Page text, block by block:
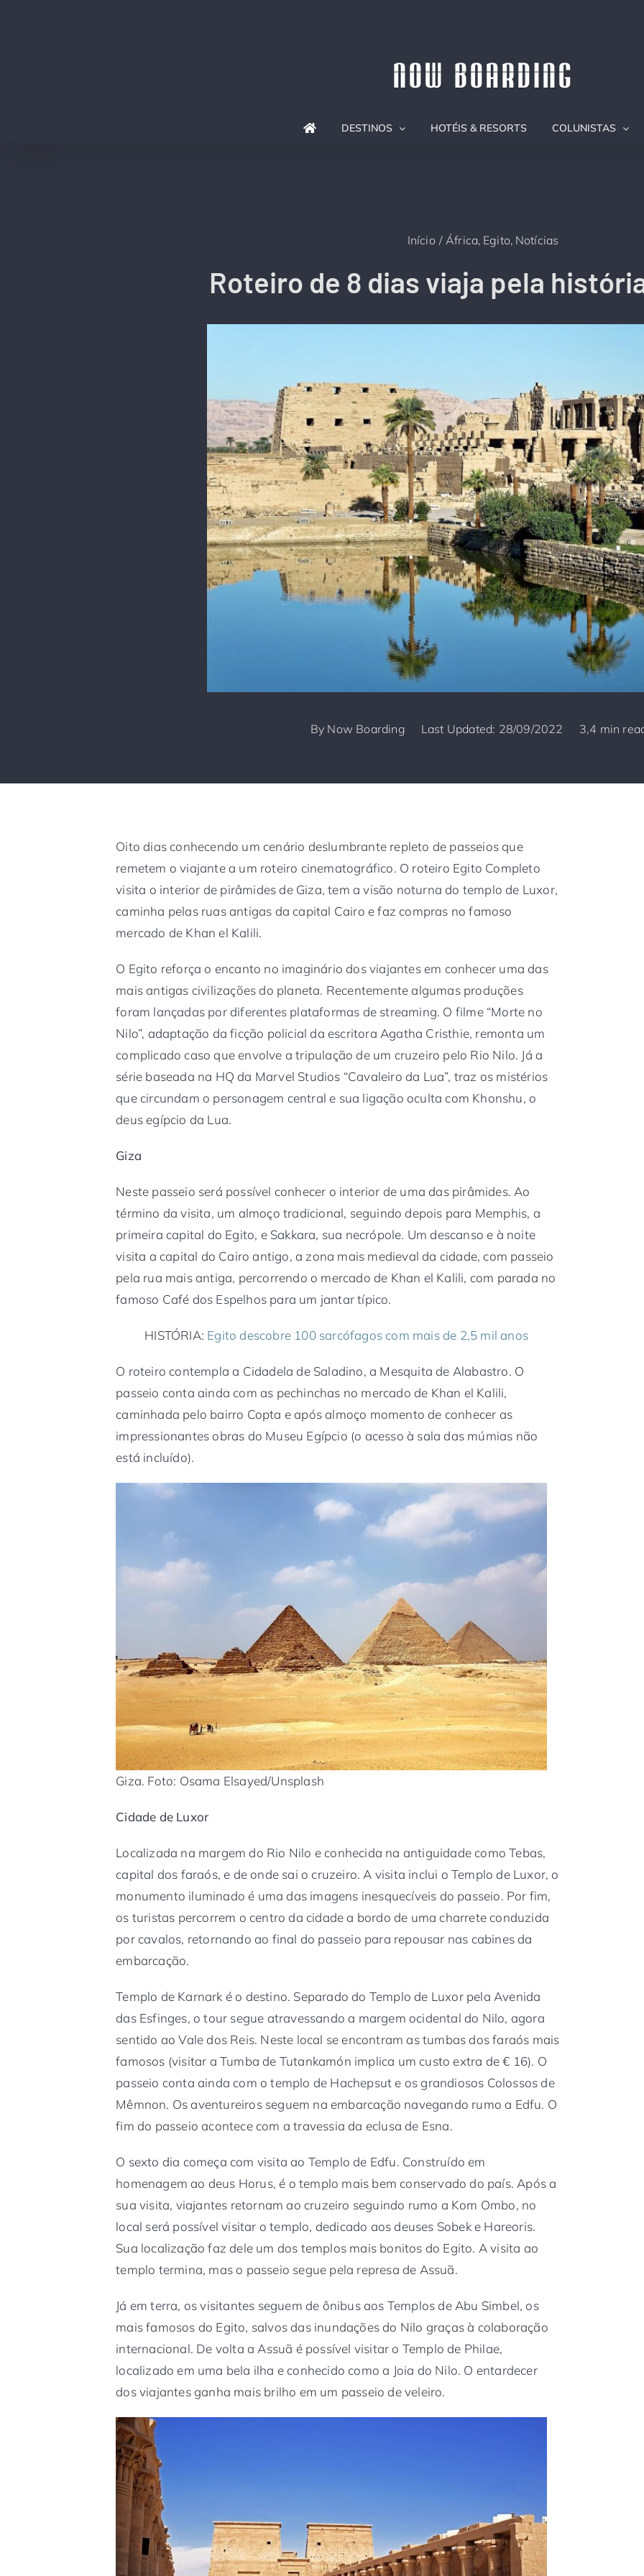
DESTINOS HOTÉIS & RESORTS COLUNISTAS
Início África Egito Notícias
Roteiro de 8 dias viaja pela
By Now Boarding Last Updated: 28/09/2022 3,4 min
Oito dias conhecendo um cenário deslumbrante repleto de passeios que
remetem o viajante a um roteiro cinematográfico. O roteiro Egito Completo
visita o interior de pirâmides de Giza, tem a visão noturna do templo de Luxor,
caminha pelas ruas antigas da capital Cairo e faz compras no famoso
mercado de Khan el Kalili.
O Egito reforça o encanto no imaginário dos viajantes em conhecer uma das
mais antigas civilizações do planeta. Recentemente algumas produções
foram lançadas por diferentes plataformas de streaming. O filme “Morte no
Nilo”, adaptação da ficção policial da escritora Agatha Cristhie, remonta um
complicado caso que envolve a tripulação de um cruzeiro pelo Rio Nilo. Já a
série baseada na HQ da Marvel Studios “Cavaleiro da Lua”, traz os mistérios
que circundam o personagem central e sua ligação oculta com Khonshu, o
deus egípcio da Lua.
Giza
Neste passeio será possível conhecer o interior de uma das pirâmides. Ao
término da visita, um almoço tradicional, seguindo depois para Memphis, a
primeira capital do Egito, e Sakkara, sua necrópole. Um descanso e à noite
visita a capital do Cairo antigo, a zona mais medieval da cidade, com passeio
pela rua mais antiga, percorrendo o mercado de Khan el Kalili, com parada no
famoso Café dos Espelhos para um jantar típico.
HISTÓRIA: Egito descobre 100 sarcófagos com mais de 2,5 mil anos
O roteiro contempla a Cidadela de Saladino, a Mesquita de Alabastro. O
passeio conta ainda com as pechinchas no mercado de Khan el Kalili,
caminhada pelo bairro Copta e após almoço momento de conhecer as
impressionantes obras do Museu Egípcio (o acesso à sala das múmias não
está incluído).
Giza. Foto: Osama Elsayed/Unsplash
Cidade de Luxor
Localizada na margem do Rio Nilo e conhecida na antiguidade como Tebas,
capital dos faraós, e de onde sai o cruzeiro. A visita inclui o Templo de Luxor, o
monumento iluminado é uma das imagens inesquecíveis do passeio. Por fim,
os turistas percorrem o centro da cidade a bordo de uma charrete conduzida
por cavalos, retornando ao final do passeio para repousar nas cabines da
embarcação.
Templo de Karnark é o destino. Separado do Templo de Luxor pela Avenida
das Esfinges, o tour segue atravessando a margem ocidental do Nilo, agora
sentido ao Vale dos Reis. Neste local se encontram as tumbas dos faraós mais
famosos (visitar a Tumba de Tutankamón implica um custo extra de € 16). O
passeio conta ainda com o templo de Hachepsut e os grandiosos Colossos de
Mêmnon. Os aventureiros seguem na embarcação navegando rumo a Edfu. O
fim do passeio acontece com a travessia da eclusa de Esna.
O sexto dia começa com visita ao Templo de Edfu. Construído em
homenagem ao deus Horus, é o templo mais bem conservado do país. Após a
sua visita, viajantes retornam ao cruzeiro seguindo rumo a Kom Ombo, no
local será possível visitar o templo, dedicado aos deuses Sobek e Hareoris.
Sua localização faz dele um dos templos mais bonitos do Egito. A visita ao
templo termina, mas o passeio segue pela represa de Assuã.
Já em terra, os visitantes seguem de ônibus aos Templos de Abu Simbel, os
mais famosos do Egito, salvos das inundações do Nilo graças à colaboração
internacional. De volta a Assuã é possível visitar o Templo de Philae,
localizado em uma bela ilha e conhecido como a Joia do Nilo. O entardecer
dos viajantes ganha mais brilho em um passeio de veleiro.